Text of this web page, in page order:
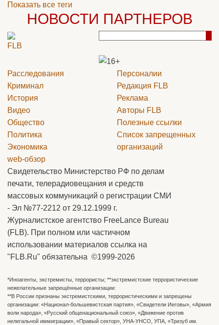
Показать все теги
НОВОСТИ ПАРТНЕРОВ
Расследования
Криминал
История
Видео
Общество
Политика
Экономика
web-обзор
Персоналии
Редакция FLB
Реклама
Авторы FLB
Полезные ссылки
Список запрещенных
организаций
Свидетельство Министерство РФ по делам
печати, телерадиовещания и средств
массовых коммуникаций о регистрации СМИ
- Эл №77-2212 от 29.12.1999 г.
Журналистское агентство FreeLance Bureau
(FLB). При полном или частичном
использовании материалов ссылка на
"FLB.Ru" обязательна ©1999-2026
*Иноагенты, экстремисты, террористы; **экстремистские террористические
нежелательные запрещённые организации:
**В России признаны экстремистскими, террористическими и запрещены
организации: «Национал-большевистская партия», «Свидетели Иеговы», «Армия
воли народа», «Русский общенациональный союз», «Движение против
нелегальной иммиграции», «Правый сектор», УНА-УНСО, УПА, «Тризуб им.